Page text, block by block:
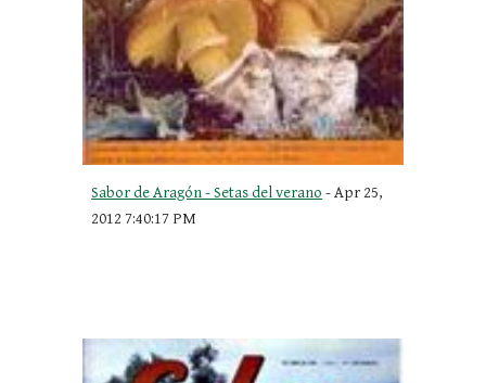
Sabor de Aragón - Setas del verano - Apr 25,
2012 7:40:17 PM